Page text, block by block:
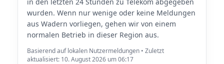
wurden. Wenn nur wenige oder keine Meldungen
aus Wadern vorliegen, gehen wir von einem
normalen Betrieb in dieser Region aus.
Basierend auf lokalen Nutzermeldungen • Zuletzt
aktualisiert: 10. August 2026 um 06:17